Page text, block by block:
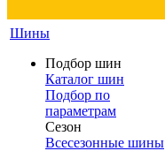
Шины
Подбор шин
Каталог шин
Подбор по
параметрам
Сезон
Всесезонные шины